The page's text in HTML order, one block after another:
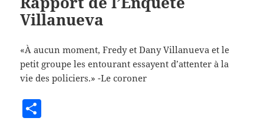
Villanueva
«À aucun moment, Fredy et Dany Villanueva et le
petit groupe les entourant essayent d’attenter à la
vie des policiers.» -Le coroner